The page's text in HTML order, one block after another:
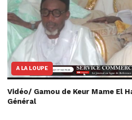
A LA LOUPE
Vidéo/ Gamou de Keur Mame El
Général